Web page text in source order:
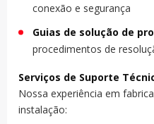
conexão e segurança
Guias de solução de
procedimentos de
Serviços de Suporte
Nossa experiência em
instalação: